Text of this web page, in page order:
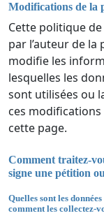
Modifications de la
Cette politique
par l’auteur de la
modifie les
lesquelles les
sont utilisées ou
ces
cette page.
Comment traitez-
signe une pétition
Quelles sont les
comment les collectez-